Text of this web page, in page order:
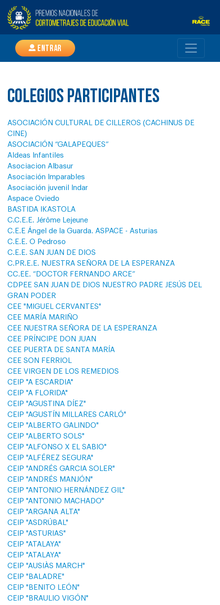
Entrar
Colegios participantes
ASOCIACIÓN CULTURAL DE CILLEROS (CACHINUS DE
CINE)
ASOCIACIÓN “GALAPEQUES”
Aldeas Infantiles
Asociacion Albasur
Asociación Imparables
Asociación juvenil Indar
Aspace Oviedo
BASTIDA IKASTOLA
C.C.E.E. Jérôme Lejeune
C.E.E Ángel de la Guarda. ASPACE - Asturias
C.E.E. O Pedroso
C.E.E. SAN JUAN DE DIOS
C.PR.E.E. NUESTRA SEÑORA DE LA ESPERANZA
CC.EE. “DOCTOR FERNANDO ARCE”
CDPEE SAN JUAN DE DIOS NUESTRO PADRE JESÚS DEL
GRAN PODER
CEE "MIGUEL CERVANTES"
CEE MARÍA MARIÑO
CEE NUESTRA SEÑORA DE LA ESPERANZA
CEE PRÍNCIPE DON JUAN
CEE PUERTA DE SANTA MARÍA
CEE SON FERRIOL
CEE VIRGEN DE LOS REMEDIOS
CEIP "A ESCARDIA"
CEIP "A FLORIDA"
CEIP "AGUSTINA DÍEZ"
CEIP "AGUSTÍN MILLARES CARLÓ"
CEIP "ALBERTO GALINDO"
CEIP "ALBERTO SOLS"
CEIP "ALFONSO X EL SABIO"
CEIP "ALFÉREZ SEGURA"
CEIP "ANDRÉS GARCIA SOLER"
CEIP "ANDRÉS MANJÓN"
CEIP "ANTONIO HERNÁNDEZ GIL"
CEIP "ANTONIO MACHADO"
CEIP "ARGANA ALTA"
CEIP "ASDRÚBAL"
CEIP "ASTURIAS"
CEIP "ATALAYA"
CEIP "ATALAYA"
CEIP "AUSIÀS MARCH"
CEIP "BALADRE"
CEIP "BENITO LEÓN"
CEIP "BRAULIO VIGÓN"